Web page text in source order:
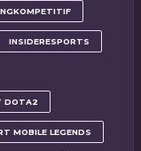
INSIDERESPORTS
DOTA2
MOBILE LEGENDS